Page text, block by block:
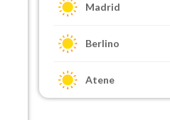
Madrid
Berlino
Atene